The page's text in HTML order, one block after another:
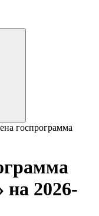
госпрограмма
на 2026-